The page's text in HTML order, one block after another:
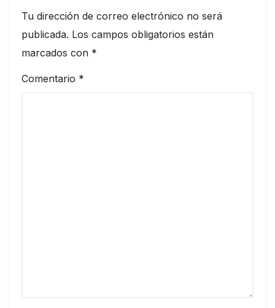
Tu dirección de correo electrónico no será
publicada. Los campos obligatorios están
marcados con *
Comentario *